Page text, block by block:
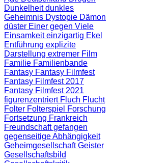
Dunkelheitdunkles
Geheimnis Dystopie Dämon
düster Einer gegen Viele
Einsamkeiteinzigartig Ekel
Entführung explizite
Darstellung extremer Film
Familie Familienbande
Fantasy Fantasy Filmfest
Fantasy Filmfest 2017
Fantasy Filmfest 2021
figurenzentriert Fluch Flucht
Folter Folterspiel Forschung
Fortsetzung Frankreich
Freundschaftgefangen
gegenseitige Abhängigkeit
GeheimgesellschaftGeister
Gesellschaftsbild